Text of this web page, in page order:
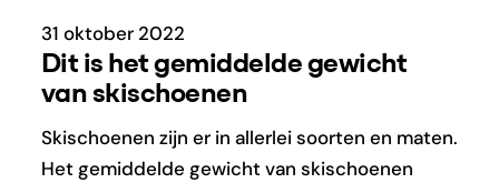
31 oktober 2022
Dit is het gemiddelde gewicht
van skischoenen
Skischoenen zijn er in allerlei soorten en maten.
Het gemiddelde gewicht van skischoenen